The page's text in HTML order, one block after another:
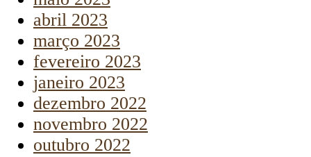
abril 2023
março 2023
fevereiro 2023
janeiro 2023
dezembro 2022
novembro 2022
outubro 2022